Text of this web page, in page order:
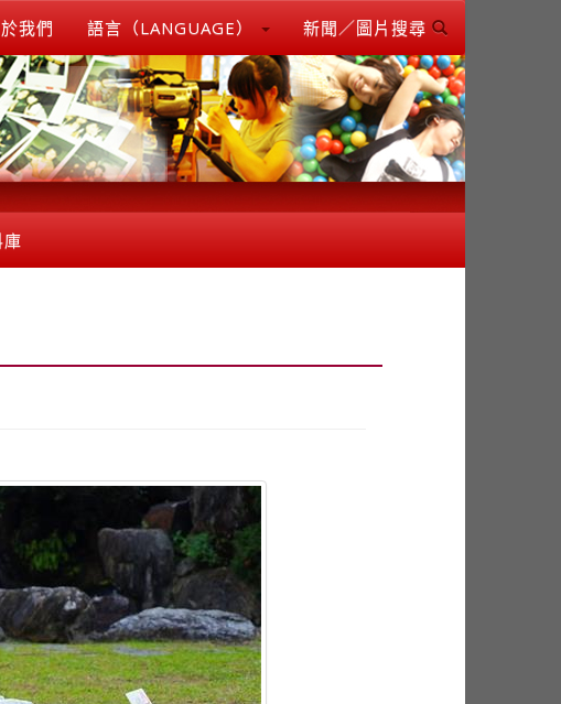
我們 語言（LANGUAGE） 新聞／圖片搜尋